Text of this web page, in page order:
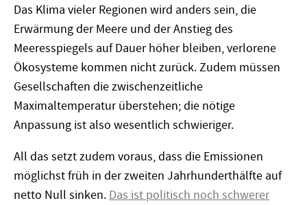
Das Klima vieler Regionen wird anders sein, die
Erwärmung der Meere und der Anstieg des
Meeresspiegels auf Dauer höher bleiben, verlorene
Ökosysteme kommen nicht zurück. Zudem müssen
Gesellschaften die zwischenzeitliche
Maximaltemperatur überstehen; die nötige
Anpassung ist also wesentlich schwieriger.
All das setzt zudem voraus, dass die Emissionen
möglichst früh in der zweiten Jahrhunderthälfte auf
netto Null sinken. Das ist politisch noch schwerer